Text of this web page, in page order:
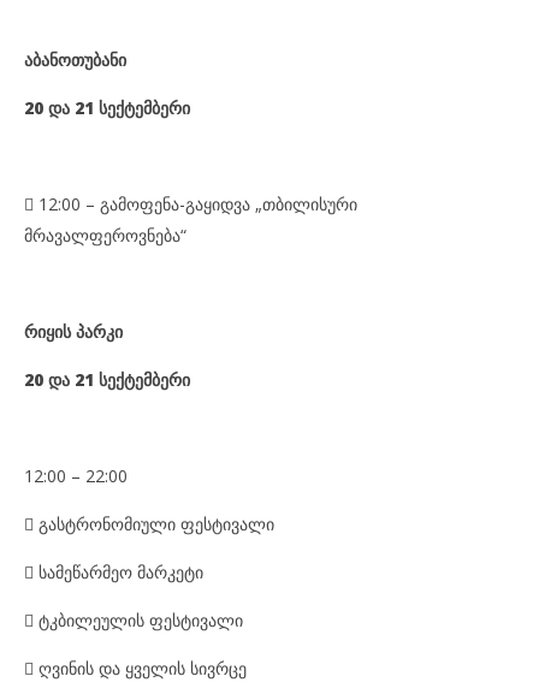
აბანოთუბანი
20 და 21 სექტემბერი
 12:00 – გამოფენა-გაყიდვა „თბილისური
მრავალფეროვნება“
რიყის პარკი
20 და 21 სექტემბერი
12:00 – 22:00
 გასტრონომიული ფესტივალი
 სამეწარმეო მარკეტი
 ტკბილეულის ფესტივალი
 ღვინის და ყველის სივრცე